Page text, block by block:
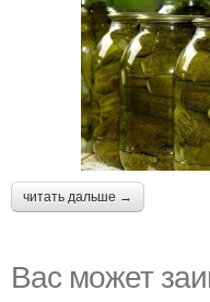
читать дальше →
Вас может